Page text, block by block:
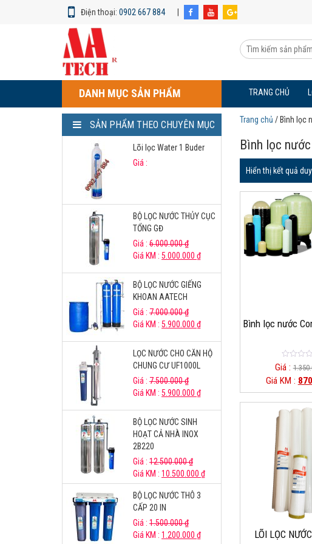
Điện thoại: 0902 667 884
Bình
lọc
nước
Composite
948
Tìm
kiếm
phẩm:
DANH MỤC SẢN PHẨM TRANG CHỦ
Trang chủ / Bình lọc
Bình lọc nước
Hiển thị kết quả
Bình lọc nước
0
o
u
t
o
f
5
Giá :
Giá KM :
LÕI LỌC
SẢN PHẨM THEO CHUYÊN MỤC
Lõi lọc Water 1 Buder
Giá :
BỘ LỌC NƯỚC THỦY CỤC
TỔNG GĐ
Giá : 6.000.000₫
Giá KM : 5.000.000 ₫
BỘ LỌC NƯỚC GIẾNG
KHOAN AATECH
Giá : 7.000.000₫
Giá KM : 5.900.000 ₫
LỌC NƯỚC CHO CĂN HỘ
CHUNG CƯ UF1000L
Giá : 7.500.000₫
Giá KM : 5.900.000 ₫
BỘ LỌC NƯỚC SINH
HOẠT CẢ NHÀ INOX
2B220
Giá : 12.500.000₫
Giá KM : 10.500.000 ₫
BỘ LỌC NƯỚC THÔ 3
CẤP 20 IN
Giá : 1.500.000₫
Giá KM : 1.200.000 ₫